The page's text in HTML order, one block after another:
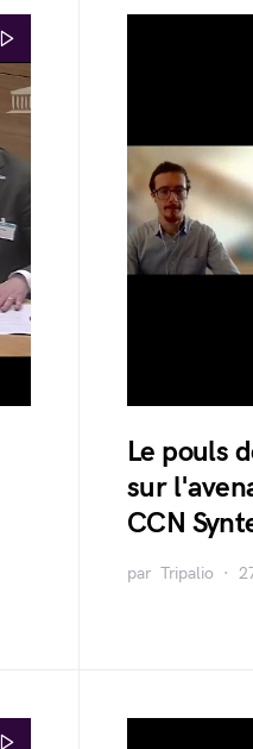
Le pouls
sur
CCN
par Tripalio